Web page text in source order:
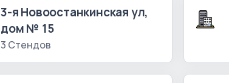
3-я Новоостанкинская ул,
дом № 15
3 Стендов